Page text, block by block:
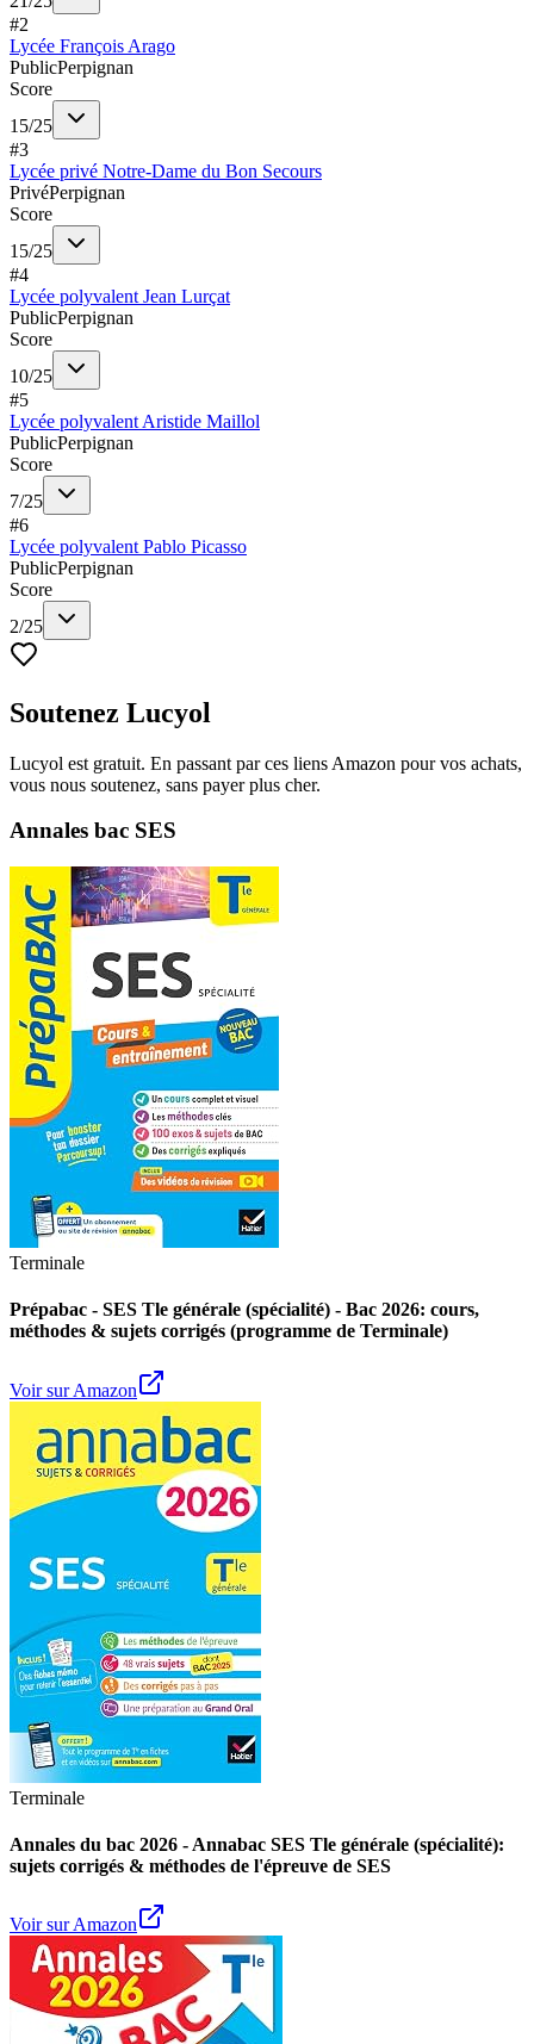
#2
Lycée François Arago
PublicPerpignan
Score
15/25
#3
Lycée privé Notre-Dame du Bon Secours
PrivéPerpignan
Score
15/25
#4
Lycée polyvalent Jean Lurçat
PublicPerpignan
Score
10/25
#5
Lycée polyvalent Aristide Maillol
PublicPerpignan
Score
7/25
#6
Lycée polyvalent Pablo Picasso
PublicPerpignan
Score
2/25
Soutenez Lucyol
Lucyol est gratuit. En passant par ces liens Amazon pour vos achats,
vous nous soutenez, sans payer plus cher.
Annales bac SES
Terminale
Prépabac - SES Tle générale (spécialité) - Bac 2026: cours,
méthodes & sujets corrigés (programme de Terminale)
Voir sur Amazon
Terminale
Annales du bac 2026 - Annabac SES Tle générale (spécialité):
sujets corrigés & méthodes de l'épreuve de SES
Voir sur Amazon